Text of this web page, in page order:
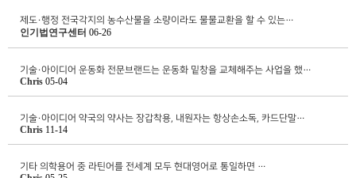
제도·행정 전국각지의 농수산물을 소량이라도 물물교환을 할 수 있는…
인기법연구센터 06-26
기술·아이디어 운동화 전문브랜드는 운동화 밑창을 교체해주는 사업을 했…
Chris 05-04
기술·아이디어 약국의 약사는 장갑착용, 내원자는 항상손소독, 카드단말…
Chris 11-14
기타 의학용어 중 라틴어를 전세계 모두 현대영어로 통일하면 …